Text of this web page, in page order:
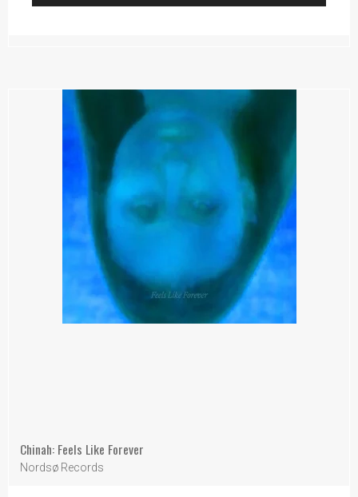
Chinah: Feels Like Forever
Nordsø Records